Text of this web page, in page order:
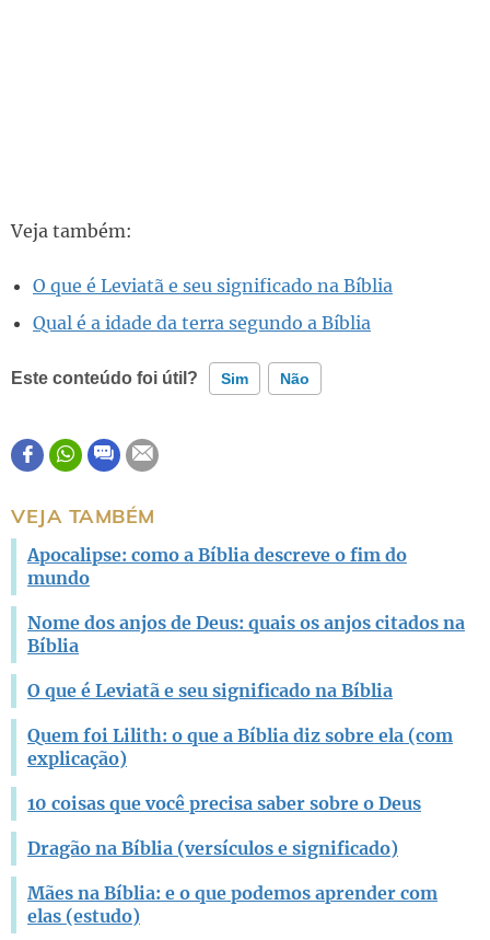
Veja também:
O que é Leviatã e seu significado na Bíblia
Qual é a idade da terra segundo a Bíblia
Este conteúdo foi útil? Sim Não
Este conteúdo contém informação incorreta
VEJA TAMBÉM
Apocalipse: como a Bíblia descreve o fim do
mundo
Nome dos anjos de Deus: quais os anjos citados na
Bíblia
O que é Leviatã e seu significado na Bíblia
Quem foi Lilith: o que a Bíblia diz sobre ela (com
explicação)
10 coisas que você precisa saber sobre o Deus
Dragão na Bíblia (versículos e significado)
Mães na Bíblia: e o que podemos aprender com
elas (estudo)